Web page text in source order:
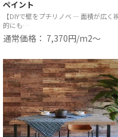
ペイント
【DIYで壁をプチリノベ ― 面積が広く
的にも…
通常価格： 7,370円/m2〜